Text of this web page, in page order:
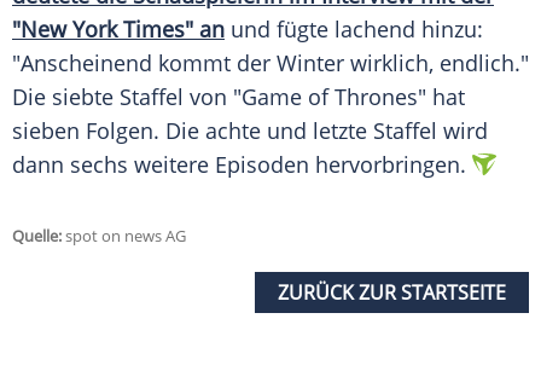
"New York Times" an und fügte lachend hinzu:
"Anscheinend kommt der Winter wirklich, endlich."
Die siebte Staffel von "Game of Thrones" hat
sieben Folgen. Die achte und letzte Staffel wird
dann sechs weitere Episoden hervorbringen.
Quelle:spot on news AG
ZURÜCK ZUR STARTSEITE